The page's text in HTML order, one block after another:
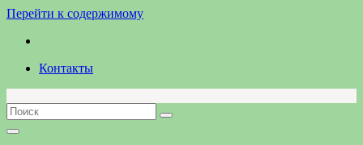
Перейти к содержимому
Контакты